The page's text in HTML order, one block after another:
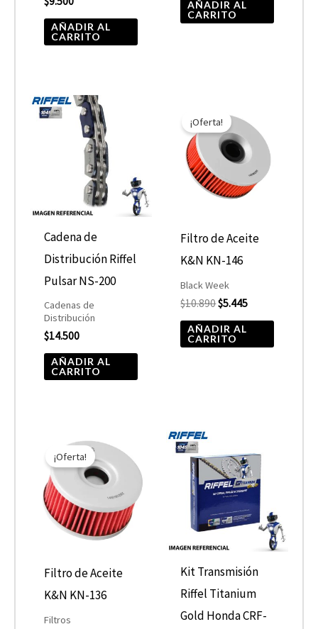
AÑADIR AL
CARRITO
AÑADIR AL
CARRITO
Cadena de
Distribución Riffel
Pulsar NS-200
Cadenas de
Distribución
$14.500
AÑADIR AL
CARRITO
¡Oferta!
Filtro de Aceite
K&N KN-146
Black Week
$10.890
precio
original
era:
$10.890.
$5.445
actual
es:
$5.445.
AÑADIR AL
CARRITO
¡Oferta!
Filtro de Aceite
K&N KN-136
Filtros
precio
original
era:
$7.590.
precio
actual
es:
$3.795.
Kit Transmisión
Riffel Titanium
Gold Honda CRF-